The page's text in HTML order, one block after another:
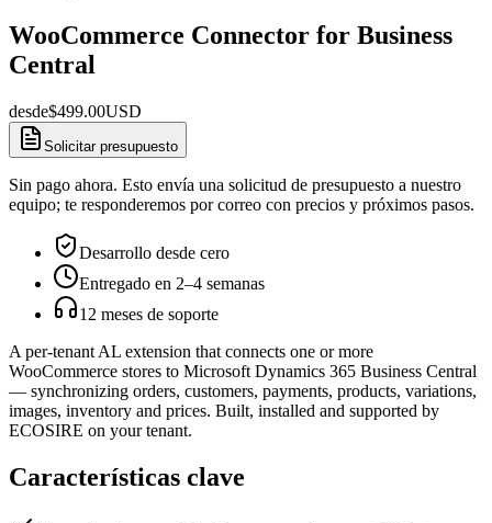
WooCommerce Connector for Business
Central
desde$499.00USD
Solicitar presupuesto
Sin pago ahora. Esto envía una solicitud de presupuesto a nuestro
equipo; te responderemos por correo con precios y próximos pasos.
Desarrollo desde cero
Entregado en 2–4 semanas
12 meses de soporte
A per-tenant AL extension that connects one or more
WooCommerce stores to Microsoft Dynamics 365 Business Central
— synchronizing orders, customers, payments, products, variations,
images, inventory and prices. Built, installed and supported by
ECOSIRE on your tenant.
Características clave